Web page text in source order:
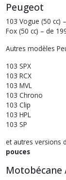
Peugeot
103 Vogue (50 cc)
Fox (50 cc) – de
Autres modèles
103 SPX
103 RCX
103 MVL
103 Chrono
103 Clip
103 HPL
103 SP
et autres versions
pouces
Motobécane